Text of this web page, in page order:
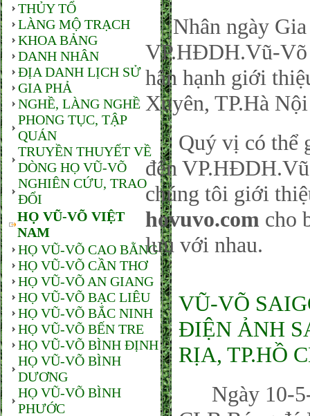
THỦY TỔ
LÀNG MỘ TRẠCH
KHOA BẢNG
DANH NHÂN
ĐỊA DANH LỊCH SỬ
GIA PHẢ
NGHỀ, LÀNG NGHỀ
PHONG TỤC, TẬP
QUÁN
TRUYỀN THUYẾT VỀ
DÒNG HỌ VŨ-VÕ
NGHIÊN CỨU, TRAO
ĐỔI
HỌ VŨ-VÕ VIỆT
NAM
HỌ VŨ-VÕ CAO BẰNG
HỌ VŨ-VÕ CẦN THƠ
HỌ VŨ-VÕ AN GIANG
HỌ VŨ-VÕ BẠC LIÊU
HỌ VŨ-VÕ BẮC NINH
HỌ VŨ-VÕ BẾN TRE
HỌ VŨ-VÕ BÌNH ĐỊNH
HỌ VŨ-VÕ BÌNH
DƯƠNG
HỌ VŨ-VÕ BÌNH
PHƯỚC
Nhân ngày Gia
VP.HĐDH.Vũ-Võ
hân hạnh giới
Xuyên, TP.Hà
Quý vị có thể
đến
chúng tôi giới
hovuvo.com cho
lưu với nhau.
VŨ-VÕ
ĐIỆN ẢNH
RỊA, TP.HỒ
Ngày 10-5-